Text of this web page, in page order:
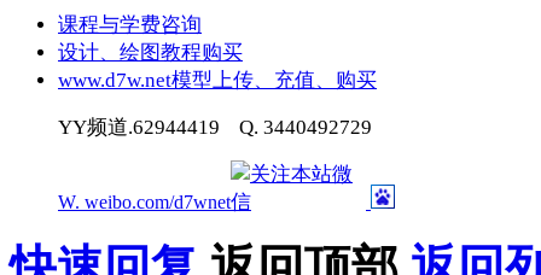
课程与学费咨询
设计、绘图教程购买
www.d7w.net模型上传、充值、购买
YY频道.62944419 Q. 3440492729
W. weibo.com/d7wnet